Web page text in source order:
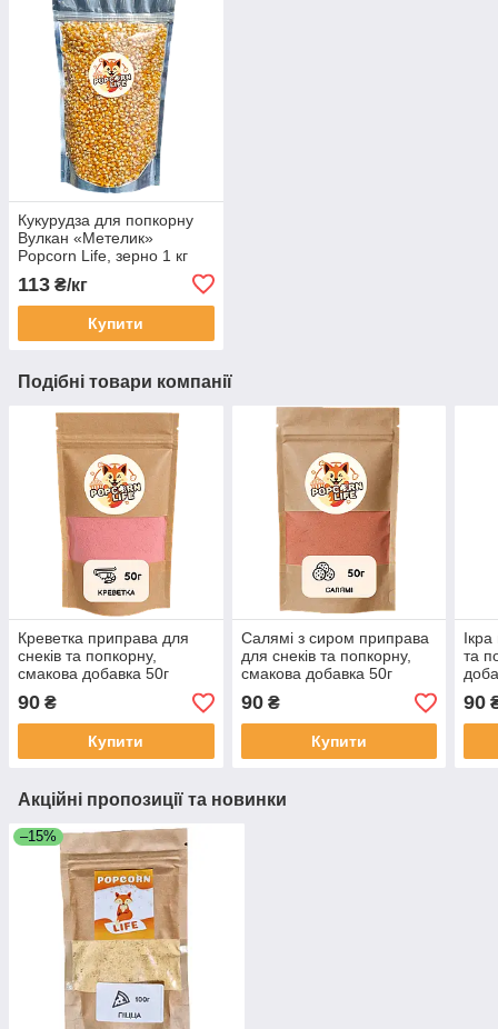
Кукурудза для попкорну
Вулкан «Метелик»
Popcorn Life, зерно 1 кг
113 ₴/кг
Купити
Подібні товари компанії
Креветка приправа для
снеків та попкорну,
смакова добавка 50г
90 ₴
Купити
Салямі з сиром приправа
для снеків та попкорну,
смакова добавка 50г
90₴
Купити
та
90
Акційні пропозиції та новинки
–15%